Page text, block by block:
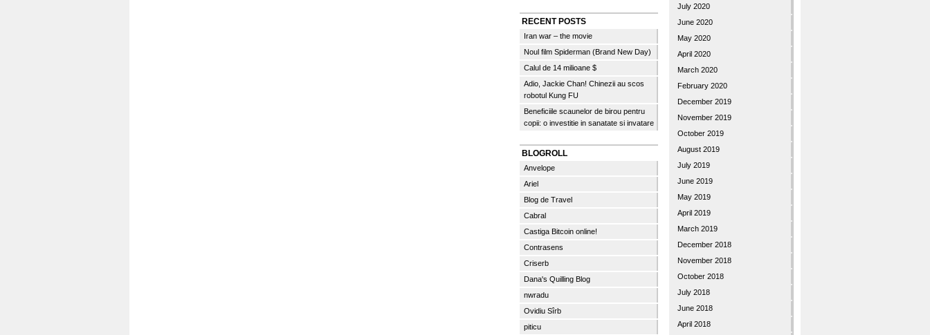
RECENT POSTS
Iran war – the movie
Noul film Spiderman (Brand New Day)
Calul de 14 milioane $
Adio, Jackie Chan! Chinezii au scos
robotul Kung FU
Beneficiile scaunelor de birou pentru
copii: o investitie in sanatate si invatare
BLOGROLL
Anvelope
Ariel
Blog de Travel
Cabral
Castiga Bitcoin online!
Contrasens
Criserb
Dana's Quilling Blog
nwradu
Ovidiu Sîrb
piticu
July 2020
June 2020
May 2020
April 2020
March 2020
February 2020
December 2019
November 2019
October 2019
August 2019
July 2019
June 2019
May 2019
April 2019
March 2019
December 2018
November 2018
October 2018
July 2018
June 2018
April 2018